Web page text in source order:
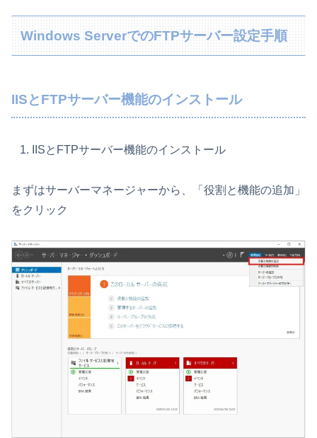
Windows ServerでのFTPサーバー設定手順
IISとFTPサーバー機能のインストール
IISとFTPサーバー機能のインストール
まずはサーバーマネージャーから、「役割と機能の追加」
をクリック